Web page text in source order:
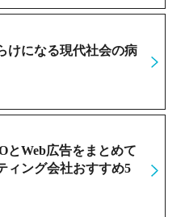
けになる現代社会の病
とWeb広告をまとめて
ィング会社おすすめ5